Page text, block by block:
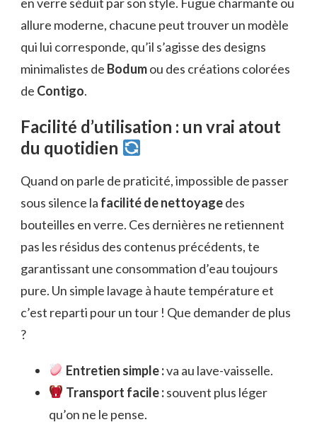
allure moderne, chacune peut trouver un modèle
qui lui corresponde, qu’il s’agisse des designs
minimalistes de Bodumou des créations colorées
de Contigo.
Facilité d’utilisation : un vrai atout
du quotidien
Quand on parle de praticité, impossible de passer
sous silence la facilité de nettoyagedes
bouteilles en verre. Ces dernières ne retiennent
pas les résidus des contenus précédents, te
garantissant une consommation d’eau toujours
pure. Un simple lavage à haute température et
c’est reparti pour un tour ! Que demander de plus
?
Entretien simple :va au lave-vaisselle.
Transport facile :souvent plus léger
qu’on ne le pense.